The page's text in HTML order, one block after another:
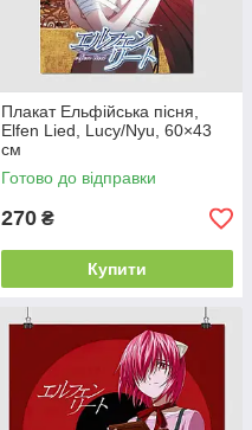
Плакат Ельфійська пісня,
Elfen Lied, Lucy/Nyu, 60×43
см
Готово до відправки
270 ₴
Купити